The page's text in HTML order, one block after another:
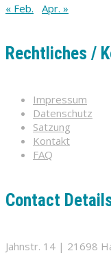
« Feb.
Apr. »
Rechtliches /
Impressum
Datenschutz
Satzung
Kontakt
FAQ
Contact
Jahnstr. 14 | 21698